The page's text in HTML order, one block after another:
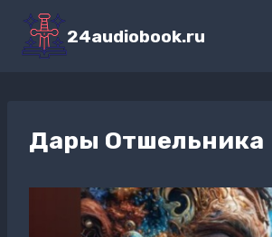
Перейти
содержимому
24audiobook.ru
Дары Отшельника